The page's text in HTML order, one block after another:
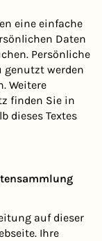
eine einfache
Daten
Persönliche
genutzt werden
Weitere
finden Sie in
dieses Textes
auf dieser
Ihre